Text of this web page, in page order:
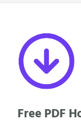
Free PDF